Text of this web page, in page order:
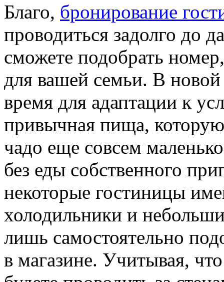
Благо, бронирование
проводиться задолго до
сможете подобрать
для вашей семьи. В новой
время для адаптации к
привычная пища,
чадо еще совсем
без еды собственного
некоторые гостиницы
холодильники и
лишь самостоятельно
в магазине. Учитывая,